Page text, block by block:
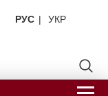
РУС УКР